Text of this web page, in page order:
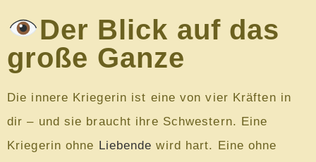
Der Blick auf das
große Ganze
Die innere Kriegerin ist eine von vier Kräften in
dir – und sie braucht ihre Schwestern. Eine
Kriegerin ohne Liebende wird hart. Eine ohne